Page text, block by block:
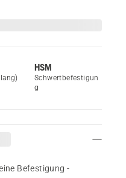
HSM
Schwertbefestigun
g
Befestigung -